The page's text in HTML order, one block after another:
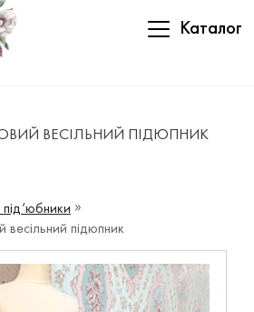
Каталог
ВЕСІЛЬНИЙ ПІДЮПНИК
під‘юбники
підюпник